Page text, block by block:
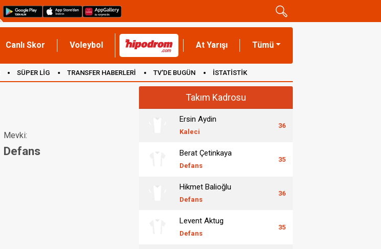
Canlı Skor Voleybol At Yarışı Tümü
SÜPER LİG TRANSFER HABERLERİ TV'DE BUGÜN İSTATİSTİK
Mevki:
Defans
Takım Kadrosu
Ersin Aydin
Kaleci
36
Berat Çetinkaya
Defans
35
Hikmet Balioğlu
Defans
36
Levent Aktug
Defans
35